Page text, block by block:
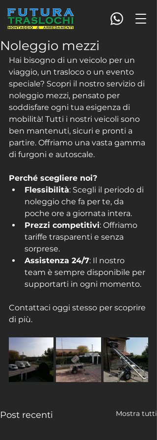
Noleggio mezzi
Hai bisogno di un veicolo per un
viaggio, un trasloco o un evento
speciale? Scopri il nostro servizio di
noleggio mezzi, pensato per
soddisfare ogni tua esigenza di
mobilità! Tutti i nostri veicoli sono
ben mantenuti, sicuri e pronti a
partire. Offriamo una vasta gamma
di furgoni e autoscale.
Perché scegliere noi?
Flessibilità: Scegli il periodo di
noleggio che fa per te, da
poche ore a giornata intera.
Prezzi competitivi: Offriamo
tariffe trasparenti e senza
sorprese.
Assistenza 24/7: Il nostro
team è sempre disponibile per
supportarti in ogni momento.
Contattaci oggi stesso per scoprire
di più.
Post recenti Mostra tutti